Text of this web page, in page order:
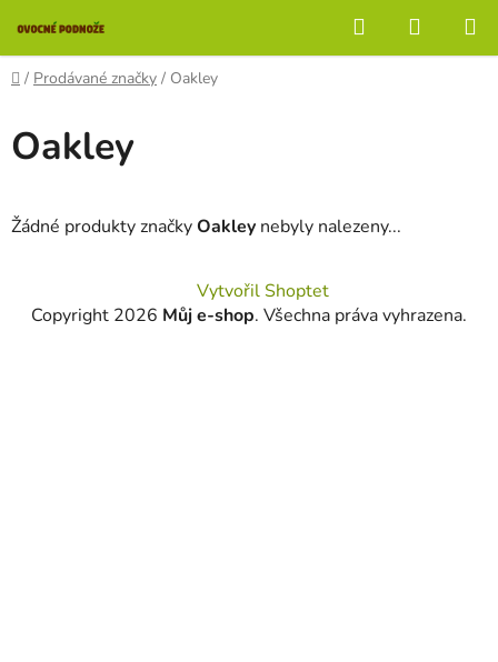
na
obsah
Hledat
KOŠÍK
Domů
/ Prodávané značky / Oakley
Oakley
Žádné produkty značkyOakley nebyly nalezeny...
Vytvořil Shoptet
Copyright 2026 Můj e-shop. Všechna práva vyhrazena.